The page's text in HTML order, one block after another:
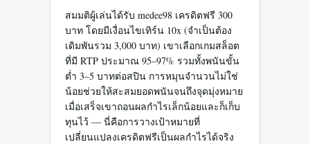
สมมติผู้เล่นได้รับ medee98 เครดิตฟรี 300
บาท โดยมีเงื่อนไขเทิร์น 10x (จำเป็นต้อง
เดิมพันรวม 3,000 บาท) เขาเลือกเกมสล็อต
ที่มี RTP ประมาณ 95–97% รวมทั้งพนันขั้น
ต่ำ 3–5 บาทต่อสปิน การหมุนจำนวนไม่ใช่
น้อยช่วยให้สะสมยอดพนันจนถึงจุดมุ่งหมาย
เมื่อเสร็จเขาถอนผลกำไรเล็กน้อยและก็เก็บ
ทุนไว้ — นี่คือการวางเป้าหมายที่
เปลี่ยนแปลงเครดิตฟรีเป็นผลกำไรได้จริง